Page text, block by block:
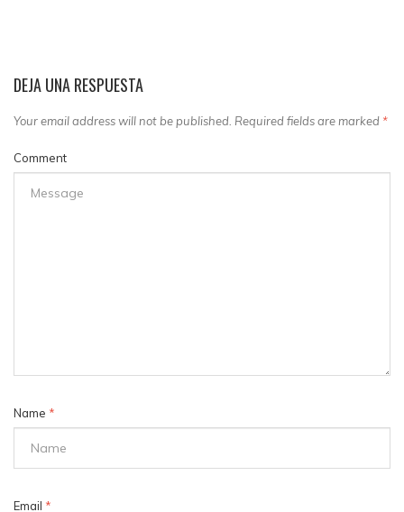
DEJA UNA RESPUESTA
Your email address will not be published. Required fields are marked *
Comment
Name *
Email *